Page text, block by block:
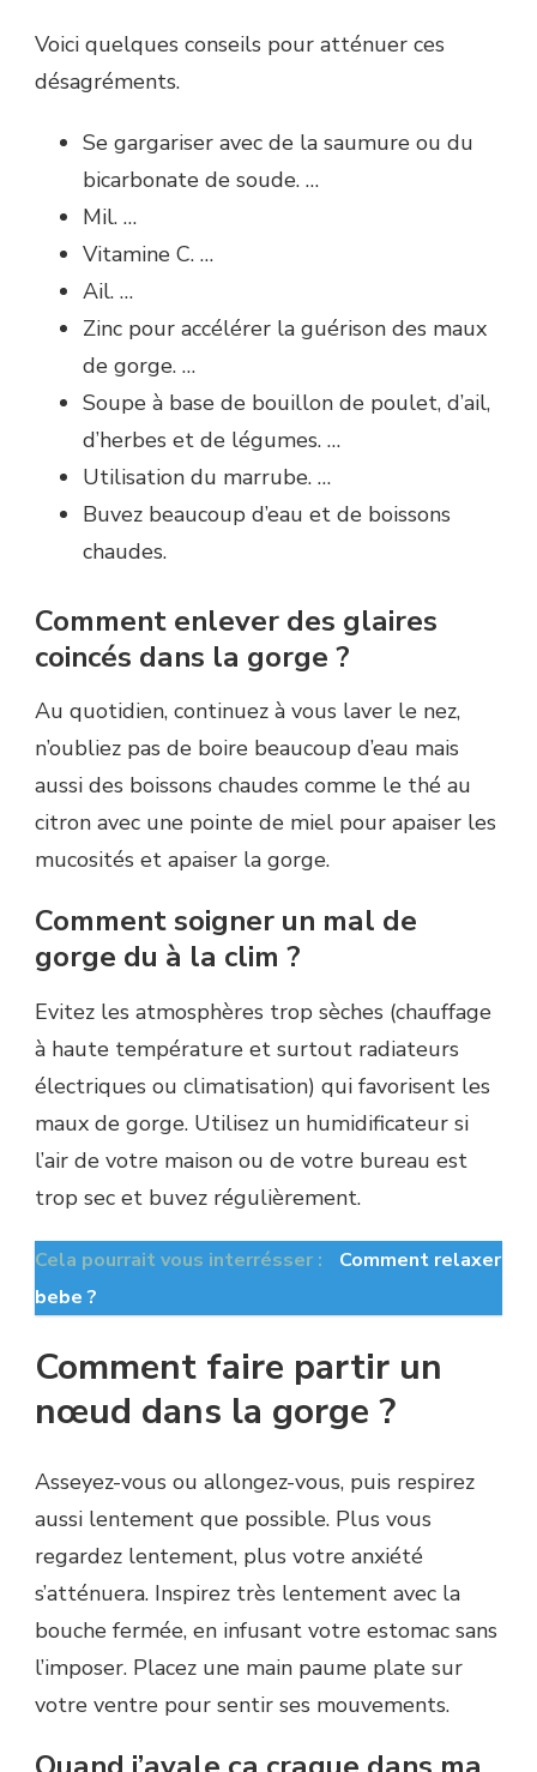
Voici quelques conseils pour atténuer ces
désagréments.
Se gargariser avec de la saumure ou du
bicarbonate de soude. …
Mil. …
Vitamine C. …
Ail. …
Zinc pour accélérer la guérison des maux
de gorge. …
Soupe à base de bouillon de poulet, d’ail,
d’herbes et de légumes. …
Utilisation du marrube. …
Buvez beaucoup d’eau et de boissons
chaudes.
Comment enlever des glaires
coincés dans la gorge ?
Au quotidien, continuez à vous laver le nez,
n’oubliez pas de boire beaucoup d’eau mais
aussi des boissons chaudes comme le thé au
citron avec une pointe de miel pour apaiser les
mucosités et apaiser la gorge.
Comment soigner un mal de
gorge du à la clim ?
Evitez les atmosphères trop sèches (chauffage
à haute température et surtout radiateurs
électriques ou climatisation) qui favorisent les
maux de gorge. Utilisez un humidificateur si
l’air de votre maison ou de votre bureau est
trop sec et buvez régulièrement.
Cela pourrait vous interrésser :
Comment relaxer
bebe ?
Comment faire partir un
nœud dans la gorge ?
Asseyez-vous ou allongez-vous, puis respirez
aussi lentement que possible. Plus vous
regardez lentement, plus votre anxiété
s’atténuera. Inspirez très lentement avec la
bouche fermée, en infusant votre estomac sans
l’imposer. Placez une main paume plate sur
votre ventre pour sentir ses mouvements.